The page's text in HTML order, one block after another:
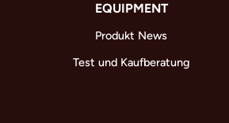
EQUIPMENT
Produkt News
Test und Kaufberatung